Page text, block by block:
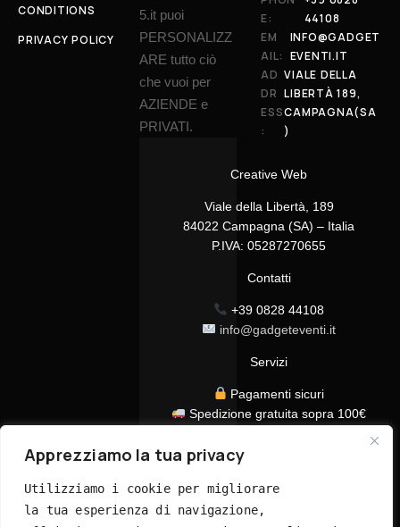
Apprezziamo la tua privacy
Utilizziamo i cookie per migliorare
la tua esperienza di navigazione,
CONDITIONS
PRIVACY POLICY
5.it puoi
PERSONALIZZ
ARE tutto ciò
che vuoi per
AZIENDE e
PRIVATI.
Creative Web
Viale della Libertà, 189
84022 Campagna (SA) – Italia
P.IVA: 05287270655
Contatti
+39 0828 44108
info@gadgeteventi.it
Servizi
Pagamenti sicuri
Spedizione gratuita sopra 100€
Assistenza clienti dedicata
E:
44108
EM
AIL:
INFO@GADGET
EVENTI.IT
AD
DR
ESS
:
VIALE DELLA
LIBERTÀ 189,
CAMPAGNA(SA
)